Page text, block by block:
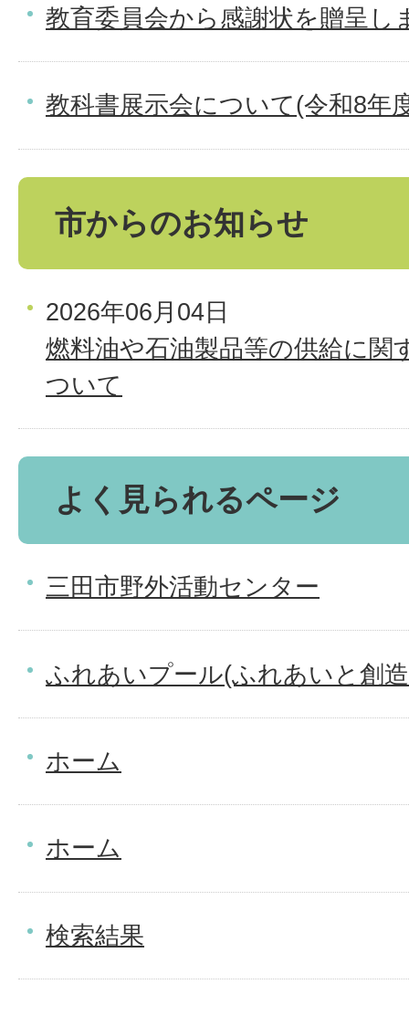
教育委員会から感謝状を贈呈し
教科書展示会について(令和8年
市からのお知らせ
2026年06月04日
燃料油や石油製品等の供給に関
ついて
よく見られるページ
三田市野外活動センター
ふれあいプール(ふれあいと創
ホーム
ホーム
検索結果